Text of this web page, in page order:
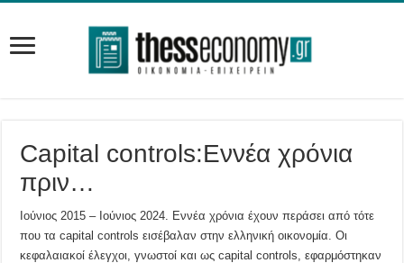
Capital controls:Εννέα χρόνια
πριν…
Ιούνιος 2015 – Ιούνιος 2024. Εννέα χρόνια έχουν περάσει από τότε
που τα capital controls εισέβαλαν στην ελληνική οικονομία. Οι
κεφαλαιακοί έλεγχοι, γνωστοί και ως capital controls, εφαρμόστηκαν